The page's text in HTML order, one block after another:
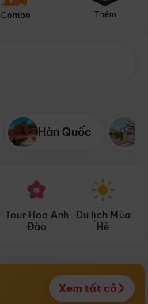
Combo Thêm
Hàn Quốc
Tour Hoa Anh
Đào
Du lịch Mùa
Hè
Xem tất cả
Điểm nổi bật